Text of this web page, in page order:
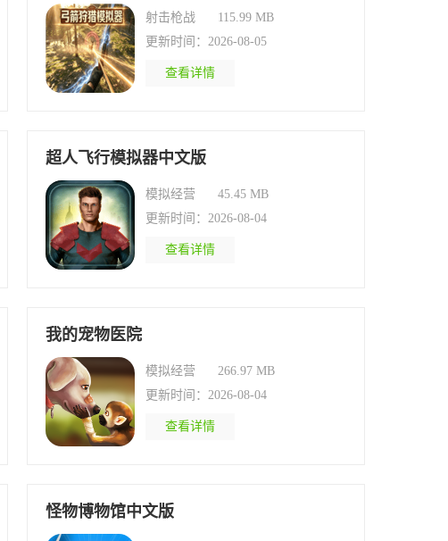
射击枪战
115.99 MB
更新时间：2026-08-05
查看详情
超人飞行模拟器中文版
模拟经营
45.45 MB
更新时间：2026-08-04
查看详情
我的宠物医院
模拟经营
266.97 MB
更新时间：2026-08-04
查看详情
怪物博物馆中文版